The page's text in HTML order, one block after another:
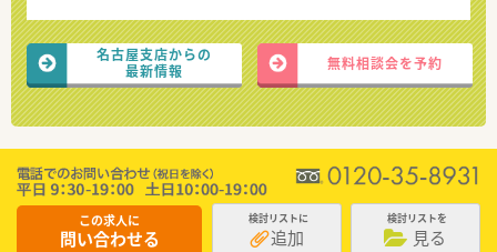
名古屋支店からの
最新情報
無料相談会を予約
この求人に
問い合わせる
検討リストに
追加
検討リストを
見る